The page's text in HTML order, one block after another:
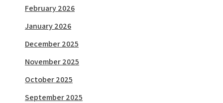
February 2026
January 2026
December 2025
November 2025
October 2025
September 2025